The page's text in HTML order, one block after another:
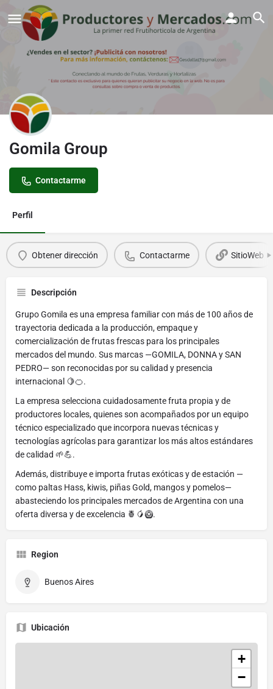
Gomila Group
Contactarme
Perfil
Obtener dirección Contactarme SitioWeb
Descripción
Grupo Gomila es una empresa familiar con más de 100 años de
trayectoria dedicada a la producción, empaque y
comercialización de frutas frescas para los principales
mercados del mundo. Sus marcas —GOMILA, DONNA y SAN
PEDRO— son reconocidas por su calidad y presencia
internacional 🍋🍊.
La empresa selecciona cuidadosamente fruta propia y de
productores locales, quienes son acompañados por un equipo
técnico especializado que incorpora nuevas técnicas y
tecnologías agrícolas para garantizar los más altos estándares
de calidad 🌱💪.
Además, distribuye e importa frutas exóticas y de estación —
como paltas Hass, kiwis, piñas Gold, mangos y pomelos—
abasteciendo los principales mercados de Argentina con una
oferta diversa y de excelencia 🍍🥭🥝.
Region
Buenos Aires
Ubicación
+
−